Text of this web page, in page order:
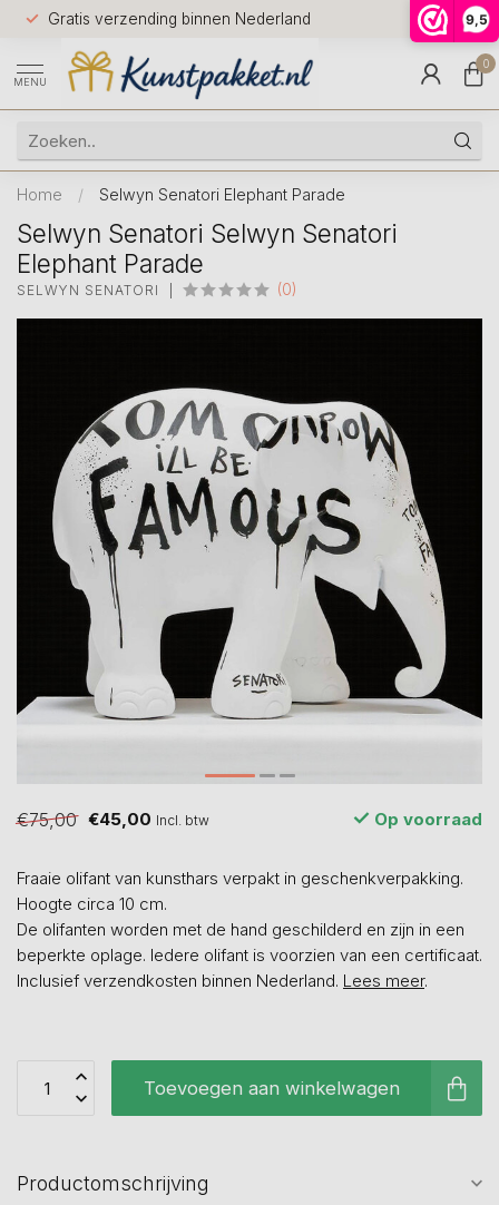
9,5
Gratis verzending binnen Nederland
Voor
huis
9.5
MENU
0
Home / Selwyn Senatori Elephant Parade
Selwyn Senatori Selwyn Senatori
Elephant Parade
SELWYN SENATORI (0)
€75,00 €45,00 Incl. btw Op voorraad
Fraaie olifant van kunsthars verpakt in geschenkverpakking.
Hoogte circa 10 cm.
De olifanten worden met de hand geschilderd en zijn in een
beperkte oplage. Iedere olifant is voorzien van een certificaat.
Inclusief verzendkosten binnen Nederland. Lees meer.
Toevoegen aan winkelwagen
Productomschrijving